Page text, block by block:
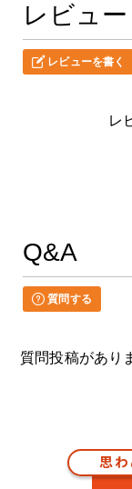
レビュー
レビューを書く
レ
Q&A
質問する
質問投稿があり
思わ